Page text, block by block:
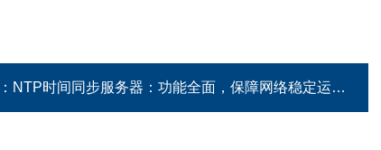
NTP时间同步服务器：功能全面，保障网络稳定运行